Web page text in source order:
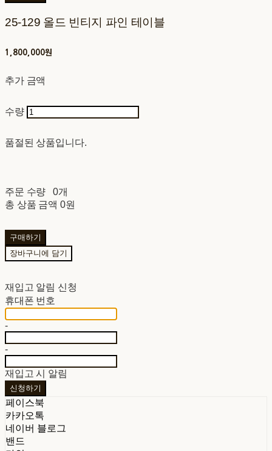
25-129 올드 빈티지 파인 테이블
1,800,000원
추가 금액
수량
품절된 상품입니다.
주문 수량
0개
총 상품 금액 0원
구매하기
장바구니에 담기
재입고 알림 신청
휴대폰 번호
-
-
재입고 시 알림
신청하기
페이스북
카카오톡
네이버 블로그
밴드